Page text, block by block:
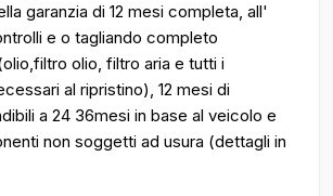
garanzia di 12 mesi completa, all'
e o tagliando completo
olio, filtro aria e tutti i
al ripristino), 12 mesi di
a 24 36mesi in base al veicolo e
non soggetti ad usura (dettagli in